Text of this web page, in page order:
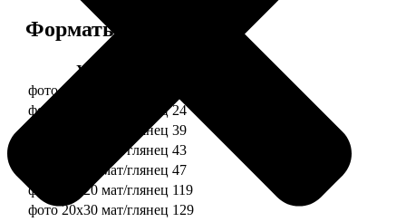
Форматы и цены
Услуга
фото 10х10 мат/глянец
фото 10х15 мат/глянец 24
фото 13х18 мат/глянец 39
фото 15х15 мат/глянец 43
фото 15х20 мат/глянец 47
фото 20х20 мат/глянец 119
фото 20х30 мат/глянец 129